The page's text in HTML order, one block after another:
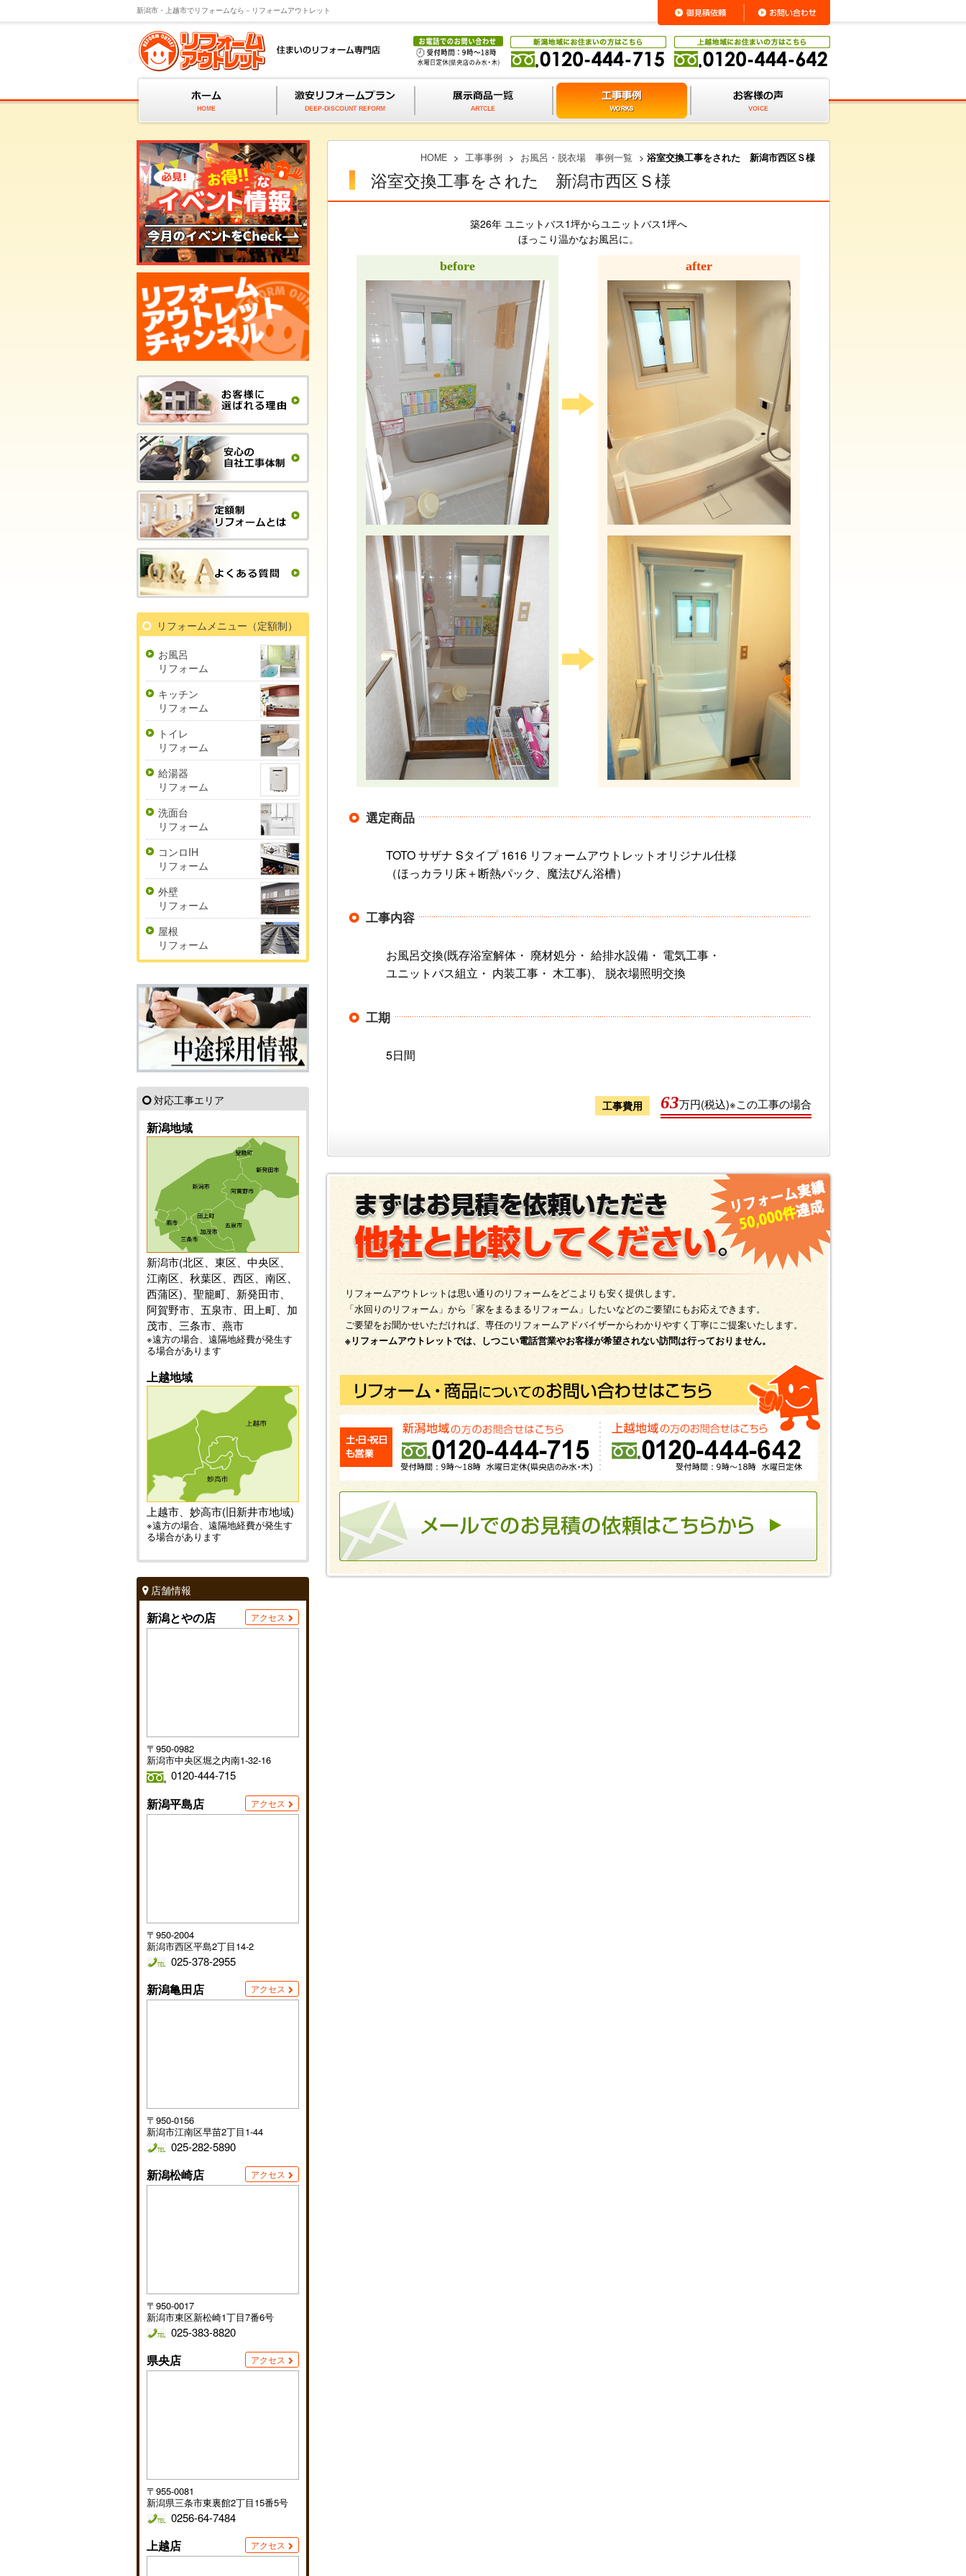
新潟市・上越市でリフォームなら－リフォームアウトレット
HOME > 工事事例 > お風呂・脱衣場 事例一覧 > 浴室交換工事をされた 新潟市西区Ｓ様
浴室交換工事をされた 新潟市西区Ｓ様
築26年 ユニットバス1坪からユニットバス1坪へ
ほっこり温かなお風呂に。
before
after
選定商品
TOTO サザナ Sタイプ 1616 リフォームアウトレットオリジナル仕様
（ほっカラリ床＋断熱パック、魔法びん浴槽）
工事内容
お風呂交換(既存浴室解体・ 廃材処分・ 給排水設備・ 電気工事・
ユニットバス組立・ 内装工事・ 木工事)、 脱衣場照明交換
工期
5日間
工事費用 63万円(税込)※この工事の場合
リフォームアウトレットは思い通りのリフォームをどこよりも安く提供します。
「水回りのリフォーム」から「家をまるまるリフォーム」したいなどのご要望にもお応えできます。
ご要望をお聞かせいただければ、専任のリフォームアドバイザーからわかりやすく丁寧にご提案いたします。
※リフォームアウトレットでは、しつこい電話営業やお客様が希望されない訪問は行っておりません。
リフォームメニュー（定額制）
お風呂
リフォーム
キッチン
リフォーム
トイレ
リフォーム
給湯器
リフォーム
洗面台
リフォーム
コンロIH
リフォーム
外壁
リフォーム
屋根
リフォーム
対応工事エリア
新潟地域
新潟市(北区、東区、中央区、
江南区、秋葉区、西区、南区、
西蒲区)、聖籠町、新発田市、
阿賀野市、五泉市、田上町、加
茂市、三条市、燕市
※遠方の場合、遠隔地経費が発生す
る場合があります
上越地域
上越市、妙高市(旧新井市地域)
※遠方の場合、遠隔地経費が発生す
る場合があります
店舗情報
新潟とやの店 アクセス
〒950-0982
新潟市中央区堀之内南1-32-16
0120-444-715
新潟平島店 アクセス
〒950-2004
新潟市西区平島2丁目14-2
025-378-2955
新潟亀田店 アクセス
〒950-0156
新潟市江南区早苗2丁目1-44
025-282-5890
新潟松崎店 アクセス
〒950-0017
新潟市東区新松崎1丁目7番6号
025-383-8820
県央店 アクセス
〒955-0081
新潟県三条市東裏館2丁目15番5号
0256-64-7484
上越店 アクセス